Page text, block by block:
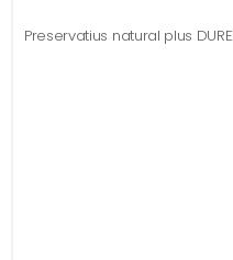
Preservatius natural plus